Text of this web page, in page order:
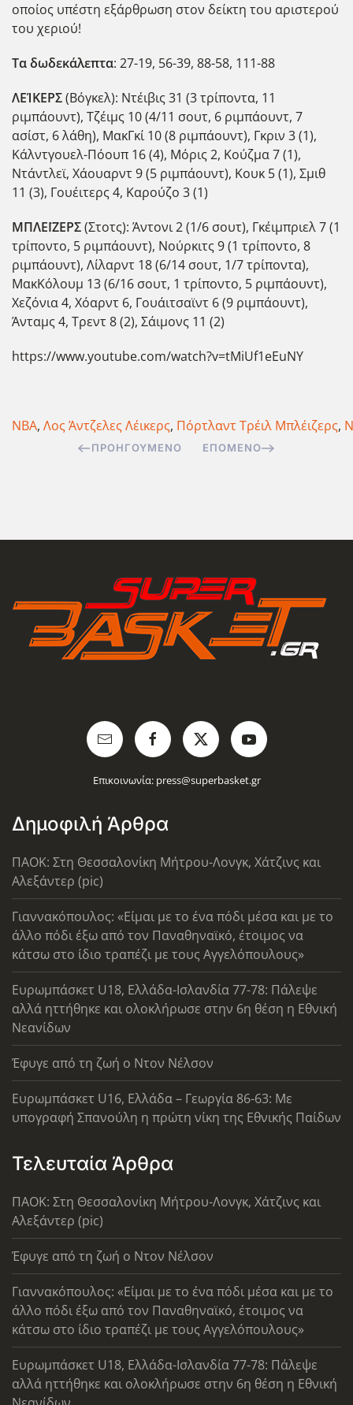
οποίος υπέστη εξάρθρωση στον δείκτη του αριστερού
του χεριού!
Τα δωδεκάλεπτα: 27-19, 56-39, 88-58, 111-88
ΛΕΊΚΕΡΣ(Βόγκελ): Ντέιβις 31 (3 τρίποντα, 11
ριμπάουντ), Τζέιμς 10 (4/11 σουτ, 6 ριμπάουντ, 7
ασίστ, 6 λάθη), ΜακΓκί 10 (8 ριμπάουντ), Γκριν 3 (1),
Κάλντγουελ-Πόουπ 16 (4), Μόρις 2, Κούζμα 7 (1),
Ντάντλεϊ, Χάουαρντ 9 (5 ριμπάουντ), Κουκ 5 (1), Σμιθ
11 (3), Γουέιτερς 4, Καρούζο 3 (1)
ΜΠΛΕΪΖΕΡΣ(Στοτς): Άντονι 2 (1/6 σουτ), Γκέιμπριελ 7 (1
τρίποντο, 5 ριμπάουντ), Νούρκιτς 9 (1 τρίποντο, 8
ριμπάουντ), Λίλαρντ 18 (6/14 σουτ, 1/7 τρίποντα),
ΜακΚόλουμ 13 (6/16 σουτ, 1 τρίποντο, 5 ριμπάουντ),
Χεζόνια 4, Χόαρντ 6, Γουάιτσαϊντ 6 (9 ριμπάουντ),
Άνταμς 4, Τρεντ 8 (2), Σάιμονς 11 (2)
https://www.youtube.com/watch?v=tMiUf1eEuNY
NBA, Λος Άντζελες Λέικερς, Πόρτλαντ Τρέιλ Μπλέιζερς,
ΠΡΟΗΓΟΎΜΕΝΟ ΕΠΌΜΕΝΟ
Επικοινωνία: press@superbasket.gr
Δημοφιλή Άρθρα
ΠΑΟΚ: Στη Θεσσαλονίκη Μήτρου-Λονγκ, Χάτζινς και
Αλεξάντερ (pic)
Γιαννακόπουλος: «Είμαι με το ένα πόδι μέσα και με το
άλλο πόδι έξω από τον Παναθηναϊκό, έτοιμος να
κάτσω στο ίδιο τραπέζι με τους Αγγελόπουλους»
Ευρωμπάσκετ U18, Ελλάδα-Ισλανδία 77-78: Πάλεψε
αλλά ηττήθηκε και ολοκλήρωσε στην 6η θέση η Εθνική
Νεανίδων
Έφυγε από τη ζωή ο Ντον Νέλσον
Ευρωμπάσκετ U16, Ελλάδα – Γεωργία 86-63: Με
υπογραφή Σπανούλη η πρώτη νίκη της Εθνικής Παίδων
Τελευταία Άρθρα
ΠΑΟΚ: Στη Θεσσαλονίκη Μήτρου-Λονγκ, Χάτζινς και
Αλεξάντερ (pic)
Έφυγε από τη ζωή ο Ντον Νέλσον
Γιαννακόπουλος: «Είμαι με το ένα πόδι μέσα και με το
άλλο πόδι έξω από τον Παναθηναϊκό, έτοιμος να
κάτσω στο ίδιο τραπέζι με τους Αγγελόπουλους»
Ευρωμπάσκετ U18, Ελλάδα-Ισλανδία 77-78: Πάλεψε
αλλά ηττήθηκε και ολοκλήρωσε στην 6η θέση η Εθνική